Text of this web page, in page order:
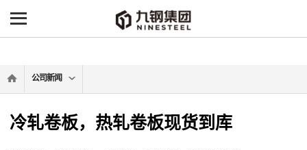
-->
公司新闻
冷轧卷板，热轧卷板现货到库